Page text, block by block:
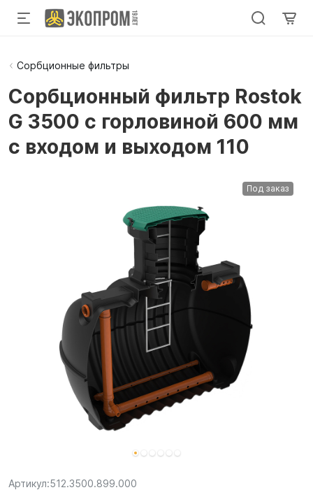
Сорбционные фильтры
Сорбционный фильтр Rostok
G 3500 с горловиной 600 мм
с входом и выходом 110
Под заказ
Артикул:512.3500.899.000